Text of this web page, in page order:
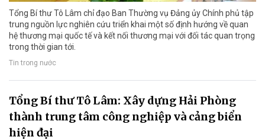
Tổng Bí thư Tô Lâm chỉ đạo Ban Thường vụ Đảng ủy Chính phủ tập
trung nguồn lực nghiên cứu triển khai một số định hướng về quan
hệ thương mại quốc tế và kết nối thương mại với đối tác quan trọng
trong thời gian tới.
Tin trong nước
Tổng Bí thư Tô Lâm: Xây dựng Hải Phòng
thành trung tâm công nghiệp và cảng biển
hiện đại